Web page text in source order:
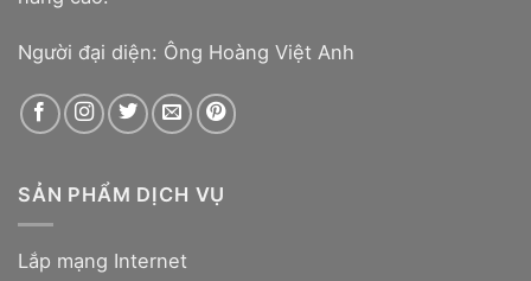
Người đại diện: Ông Hoàng Việt Anh
SẢN PHẨM DỊCH VỤ
Lắp mạng Internet